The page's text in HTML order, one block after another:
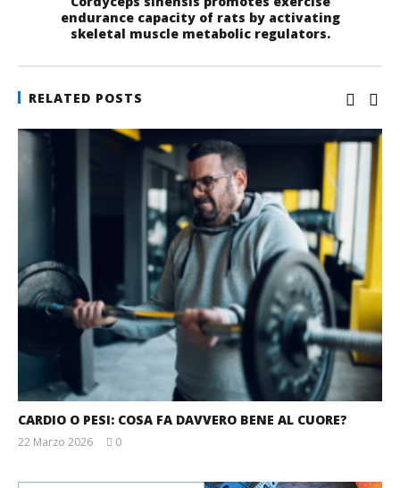
endurance capacity of rats by activating
skeletal muscle metabolic regulators.
RELATED POSTS
CARDIO O PESI: COSA FA DAVVERO BENE AL CUORE?
22 Marzo 2026
0